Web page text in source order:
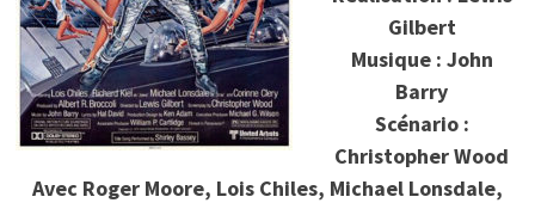
Gilbert
Musique : John
Barry
Scénario :
Christopher Wood
Avec Roger Moore, Lois Chiles, Michael Lonsdale,